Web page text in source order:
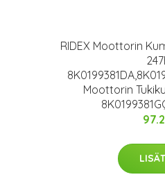
RIDEX Moottorin
Moottorin